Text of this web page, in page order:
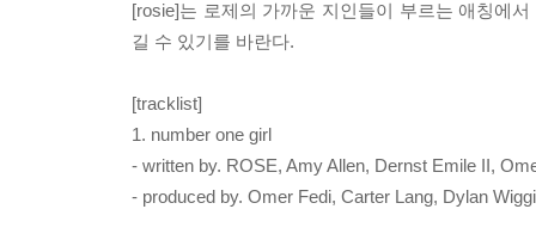
[rosie]는 로제의 가까운 지인들이 부르는 애칭에
길 수 있기를 바란다.
[tracklist]
1. number one girl
- written by. ROSE, Amy Allen, Dernst Emile II,
- produced by. Omer Fedi, Carter Lang, Dylan